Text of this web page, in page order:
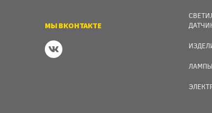
МЫ ВКОНТАКТЕ
ЛАМПЫ